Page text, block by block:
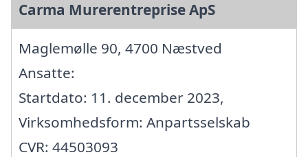
Carma Murerentreprise ApS
Maglemølle 90, 4700 Næstved
Ansatte:
Startdato: 11. december 2023,
Virksomhedsform: Anpartsselskab
CVR: 44503093